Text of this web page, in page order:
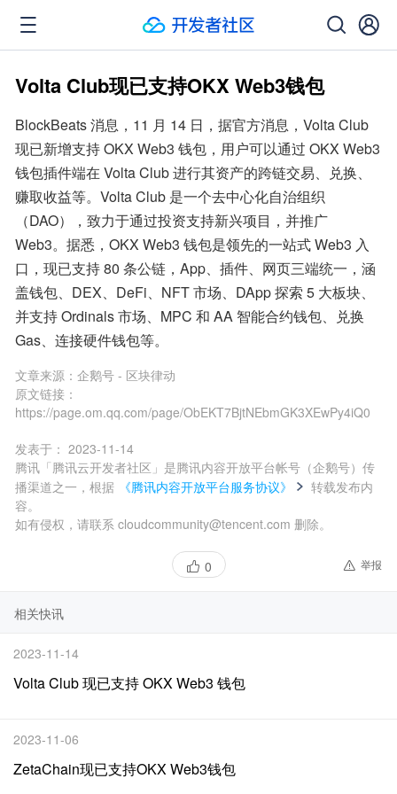
Volta Club现已支持OKX Web3钱包
BlockBeats 消息，11 月 14 日，据官方消息，Volta Club
现已新增支持 OKX Web3 钱包，用户可以通过 OKX Web3
钱包插件端在 Volta Club 进行其资产的跨链交易、兑换、
赚取收益等。Volta Club 是一个去中心化自治组织
（DAO），致力于通过投资支持新兴项目，并推广
Web3。据悉，OKX Web3 钱包是领先的一站式 Web3 入
口，现已支持 80 条公链，App、插件、网页三端统一，涵
盖钱包、DEX、DeFi、NFT 市场、DApp 探索 5 大板块、
并支持 Ordinals 市场、MPC 和 AA 智能合约钱包、兑换
Gas、连接硬件钱包等。
文章来源： 企鹅号 - 区块律动
原文链接：
https://page.om.qq.com/page/ObEKT7BjtNEbmGK3XEwPy4iQ0
发表于： 2023-11-14
腾讯「腾讯云开发者社区」是腾讯内容开放平台帐号（企鹅号）传
播渠道之一，根据
《腾讯内容开放平台服务协议》
转载发布内
容。
如有侵权，请联系 cloudcommunity@tencent.com 删除。
0 举报
相关快讯
2023-11-14
Volta Club 现已支持 OKX Web3 钱包
2023-11-06
ZetaChain现已支持OKX Web3钱包